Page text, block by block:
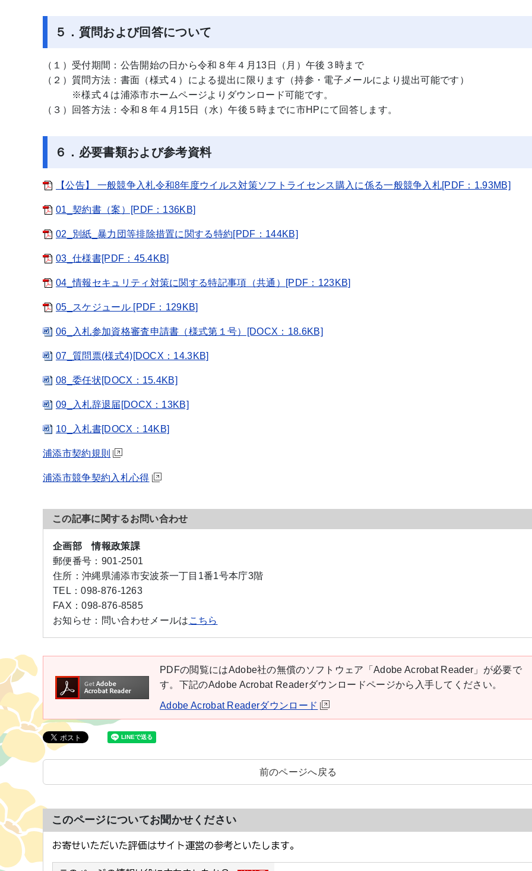
５．質問および回答について
（１）受付期間：公告開始の日から令和８年４月13日（月）午後３時まで
（２）質問方法：書面（様式４）による提出に限ります（持参・電子メールにより提出可能です）
※様式４は浦添市ホームページよりダウンロード可能です。
（３）回答方法：令和８年４月15日（水）午後５時までに市HPにて回答します。
６．必要書類および参考資料
【公告】 一般競争入札令和8年度ウイルス対策ソフトライセンス購入に係る一般競争入札[PDF：1.93MB]
01_契約書（案）[PDF：136KB]
02_別紙_暴力団等排除措置に関する特約[PDF：144KB]
03_仕様書[PDF：45.4KB]
04_情報セキュリティ対策に関する特記事項（共通）[PDF：123KB]
05_スケジュール [PDF：129KB]
06_入札参加資格審査申請書（様式第１号）[DOCX：18.6KB]
07_質問票(様式4)[DOCX：14.3KB]
08_委任状[DOCX：15.4KB]
09_入札辞退届[DOCX：13KB]
10_入札書[DOCX：14KB]
浦添市契約規則
浦添市競争契約入札心得
この記事に関するお問い合わせ
企画部 情報政策課
郵便番号： 901-2501
住所： 沖縄県浦添市安波茶一丁目1番1号本庁3階
TEL：098-876-1263
FAX：098-876-8585
お知らせ： 問い合わせメールは こちら
PDFの閲覧にはAdobe社の無償のソフトウェア「Adobe Acrobat Reader」が必要で
す。下記のAdobe Acrobat Readerダウンロードページから入手してください。
Adobe Acrobat Readerダウンロード
前のページへ戻る
このページについてお聞かせください